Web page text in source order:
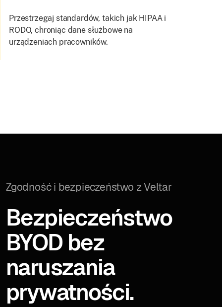
Przestrzegaj standardów, takich jak HIPAA i
RODO, chroniąc dane służbowe na
urządzeniach pracowników.
Zgodność i bezpieczeństwo z Veltar
Bezpieczeństwo
BYOD bez
naruszania
prywatności.